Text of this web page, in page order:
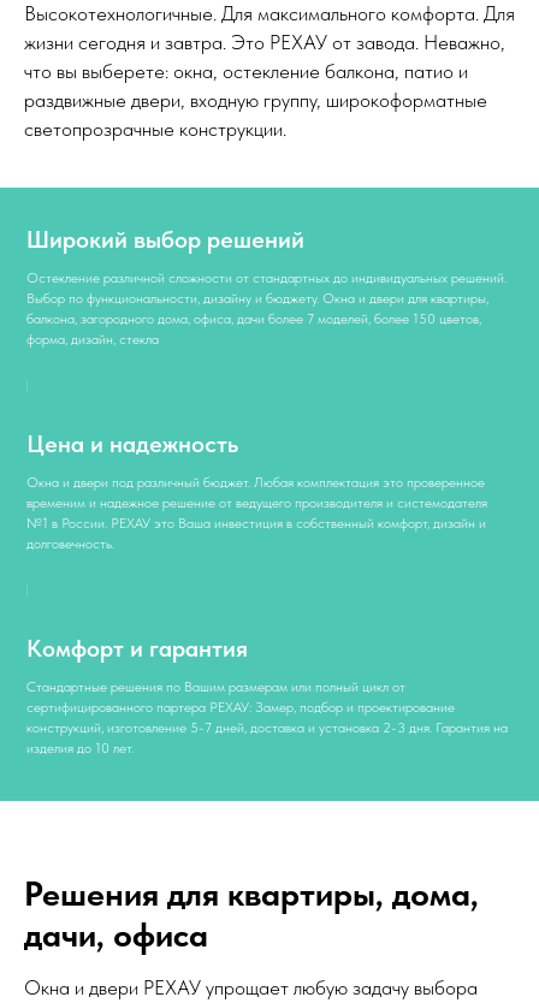
Высокотехнологичные. Для максимального комфорта. Для
жизни сегодня и завтра. Это РЕХАУ от завода. Неважно,
что вы выберете: окна, остекление балкона, патио и
раздвижные двери, входную группу, широкоформатные
светопрозрачные конструкции.
Широкий выбор решений
Остекление различной сложности от стандартных до индивидуальных решений.
Выбор по функциональности, дизайну и бюджету. Окна и двери для квартиры,
балкона, загородного дома, офиса, дачи более 7 моделей, более 150 цветов,
форма, дизайн, стекла
Цена и надежность
Окна и двери под различный бюджет. Любая комплектация это проверенное
временим и надежное решение от ведущего производителя и системодателя
№1 в России. РЕХАУ это Ваша инвестиция в собственный комфорт, дизайн и
долговечность.
Комфорт и гарантия
Стандартные решения по Вашим размерам или полный цикл от
сертифицированного партера РЕХАУ: Замер, подбор и проектирование
конструкций, изготовление 5-7 дней, доставка и установка 2-3 дня. Гарантия на
изделия до 10 лет.
Решения для квартиры, дома,
дачи, офиса
Окна и двери РЕХАУ упрощает любую задачу выбора